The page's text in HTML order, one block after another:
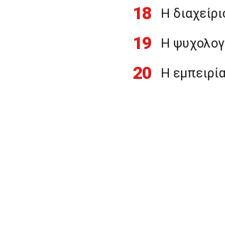
18 Η
19 Η
20 Η